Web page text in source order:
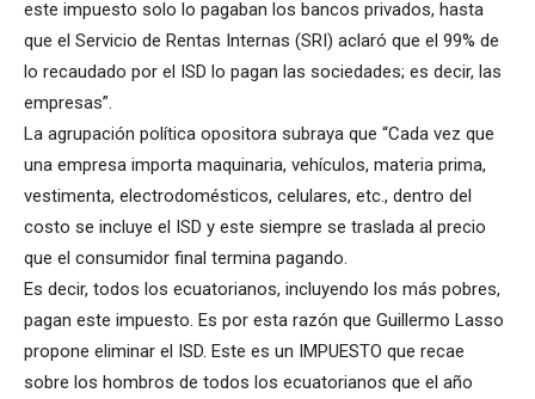
este impuesto solo lo pagaban los bancos privados, hasta
que el Servicio de Rentas Internas (SRI) aclaró que el 99% de
lo recaudado por el ISD lo pagan las sociedades; es decir, las
empresas”.
La agrupación política opositora subraya que “Cada vez que
una empresa importa maquinaria, vehículos, materia prima,
vestimenta, electrodomésticos, celulares, etc., dentro del
costo se incluye el ISD y este siempre se traslada al precio
que el consumidor final termina pagando.
Es decir, todos los ecuatorianos, incluyendo los más pobres,
pagan este impuesto. Es por esta razón que Guillermo Lasso
propone eliminar el ISD. Este es un IMPUESTO que recae
sobre los hombros de todos los ecuatorianos que el año